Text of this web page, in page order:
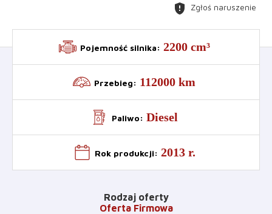
gpp_maybe Zgłoś naruszenie
Pojemność silnika: 2200 cm³
Przebieg: 112000 km
Paliwo: Diesel
Rok produkcji: 2013 r.
Rodzaj oferty
Oferta Firmowa